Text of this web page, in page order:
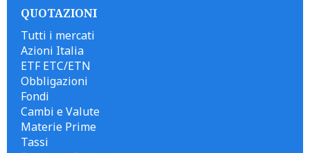
QUOTAZIONI
Tutti i mercati
Azioni Italia
ETF ETC/ETN
Obbligazioni
Fondi
Cambi e Valute
Materie Prime
Tassi